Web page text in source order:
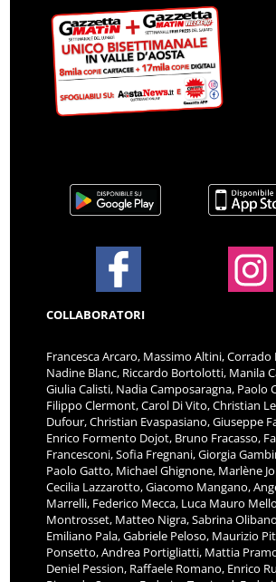
COLLABORATORI
Francesca Arcaro, Massimo Altini, Corrado
Nadine Blanc, Riccardo Bortolotti, Manila
Giulia Calisti, Nadia Camposaragna, Paolo
Filippo Clermont, Carol Di Vito, Christian
Dufour, Christian Evaspasiano, Giuseppe
Enrico Formento Dojot, Bruno Fracasso,
Francesconi, Sofia Fregnani, Giorgia
Paolo Gatto, Michael Ghignone, Marlène
Cecilia Lazzarotto, Giacomo Mangano,
Marrelli, Federico Mecca, Luca Mauro
Montrosset, Matteo Nigra, Sabrina
Emiliano Pala, Gabriele Peloso, Maurizio
Ponsetto, Andrea Portigliatti, Mattia
Deniel Pession, Raffaele Romano, Enrico